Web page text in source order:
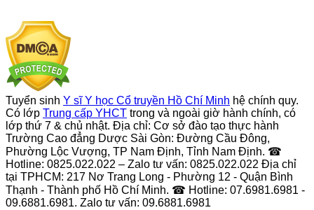
Tuyển sinh Y sĩ Y học Cổ truyền Hồ Chí Minh hệ chính quy.
Có lớp Trung cấp YHCT trong và ngoài giờ hành chính, có
lớp thứ 7 & chủ nhật. Địa chỉ: Cơ sở đào tạo thực hành
Trường Cao đẳng Dược Sài Gòn: Đường Cầu Đông,
Phường Lộc Vượng, TP Nam Định, Tỉnh Nam Định. ☎
Hotline: 0825.022.022 – Zalo tư vấn: 0825.022.022 Địa chỉ
tại TPHCM: 217 Nơ Trang Long - Phường 12 - Quận Bình
Thạnh - Thành phố Hồ Chí Minh. ☎ Hotline: 07.6981.6981 -
09.6881.6981. Zalo tư vấn: 09.6881.6981